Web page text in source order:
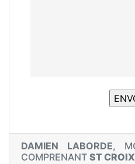
DAMIEN LABORDE,
COMPRENANT ST